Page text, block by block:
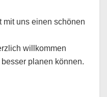
mit uns einen schönen
willkommen
planen können.